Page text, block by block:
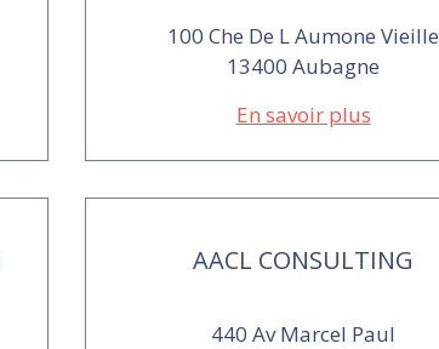
100 Che De L Aumone Vieille
13400 Aubagne
En savoir plus
AACL CONSULTING
440 Av Marcel Paul